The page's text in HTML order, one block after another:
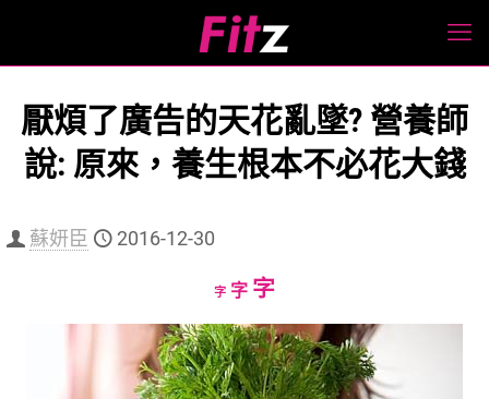
厭煩了廣告的天花亂墜? 營養師
說: 原來，養生根本不必花大錢
蘇妍臣 2016-12-30
字Decrease
size.
字Reset
size.
字Increase
size.